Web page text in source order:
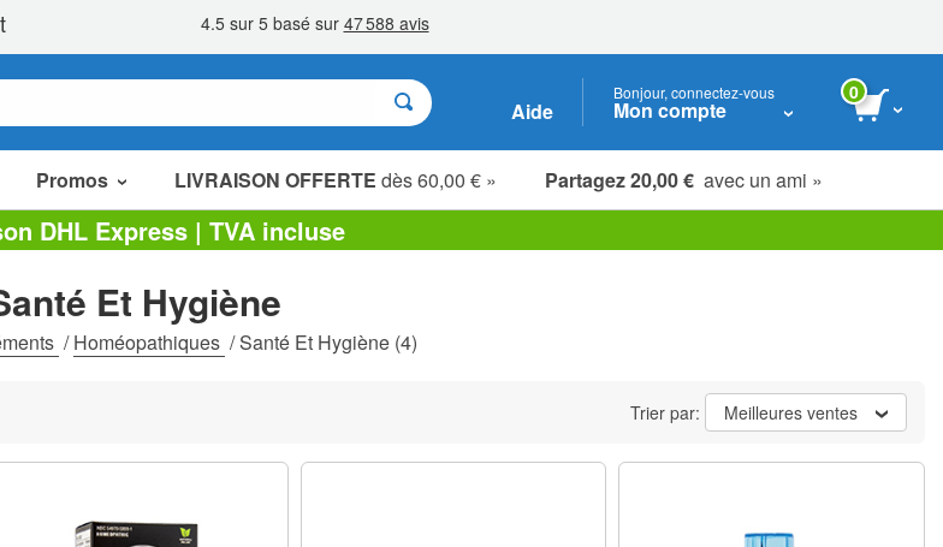
Aide
Bonjour, connectez-vous
Mon compte
0
Promos LIVRAISON OFFERTE dès 60,00 € » Partagez 20,00 € avec un ami »
Articles en Promotion
Packs Économiques
Liquidation
DHL Express | TVA incluse
Et Hygiène
/Homéopathiques /Santé Et Hygiène (4)
Trier par: Meilleures ventes